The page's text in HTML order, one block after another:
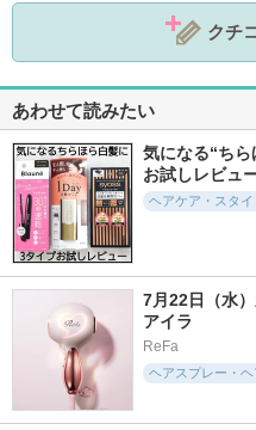
クチ
あわせて読みたい
気になる“ち
お試しレビュ
ヘアケア・スタ
7月22日（水
アイラ
ReFa
ヘアスプレー・ヘ